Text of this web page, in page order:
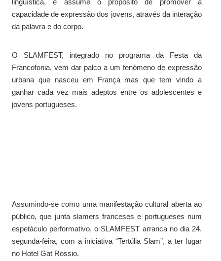
capacidade de expressão dos jovens, através da interação
da palavra e do corpo.
O SLAMFEST, integrado no programa da Festa da
Francofonia, vem dar palco a um fenómeno de expressão
urbana que nasceu em França mas que tem vindo a
ganhar cada vez mais adeptos entre os adolescentes e
jovens portugueses.
Assumindo-se como uma manifestação cultural aberta ao
público, que junta slamers franceses e portugueses num
espetáculo performativo, o SLAMFEST arranca no dia 24,
segunda-feira, com a iniciativa “Tertúlia Slam”, a ter lugar
no Hotel Gat Rossio.